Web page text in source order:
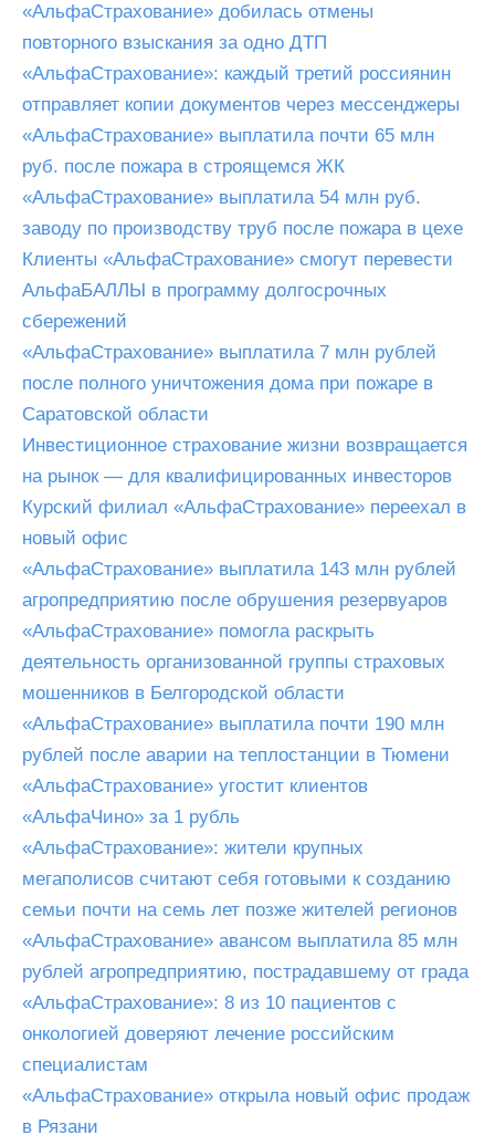
«АльфаСтрахование» добилась отмены
повторного взыскания за одно ДТП
«АльфаСтрахование»: каждый третий россиянин
отправляет копии документов через мессенджеры
«АльфаСтрахование» выплатила почти 65 млн
руб. после пожара в строящемся ЖК
«АльфаСтрахование» выплатила 54 млн руб.
заводу по производству труб после пожара в цехе
Клиенты «АльфаСтрахование» смогут перевести
АльфаБАЛЛЫ в программу долгосрочных
сбережений
«АльфаСтрахование» выплатила 7 млн рублей
после полного уничтожения дома при пожаре в
Саратовской области
Инвестиционное страхование жизни возвращается
на рынок — для квалифицированных инвесторов
Курский филиал «АльфаСтрахование» переехал в
новый офис
«АльфаСтрахование» выплатила 143 млн рублей
агропредприятию после обрушения резервуаров
«АльфаСтрахование» помогла раскрыть
деятельность организованной группы страховых
мошенников в Белгородской области
«АльфаСтрахование» выплатила почти 190 млн
рублей после аварии на теплостанции в Тюмени
«АльфаСтрахование» угостит клиентов
«АльфаЧино» за 1 рубль
«АльфаСтрахование»: жители крупных
мегаполисов считают себя готовыми к созданию
семьи почти на семь лет позже жителей регионов
«АльфаСтрахование» авансом выплатила 85 млн
рублей агропредприятию, пострадавшему от града
«АльфаСтрахование»: 8 из 10 пациентов с
онкологией доверяют лечение российским
специалистам
«АльфаСтрахование» открыла новый офис продаж
в Рязани